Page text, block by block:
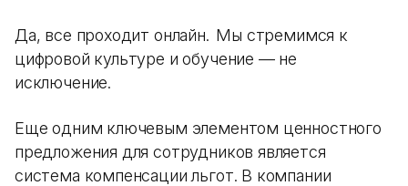
Да, все проходит онлайн. Мы стремимся к
цифровой культуре и обучение — не
исключение.
Еще одним ключевым элементом ценностного
предложения для сотрудников является
система компенсации льгот. В компании